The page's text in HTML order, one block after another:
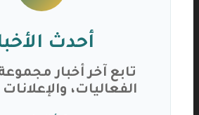
أحدث
تابع آخر أخبار
الفعاليات،